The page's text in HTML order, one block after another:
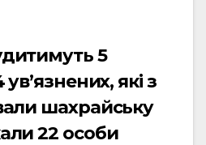
5
ув’язнених, які з
шахрайську
22 особи